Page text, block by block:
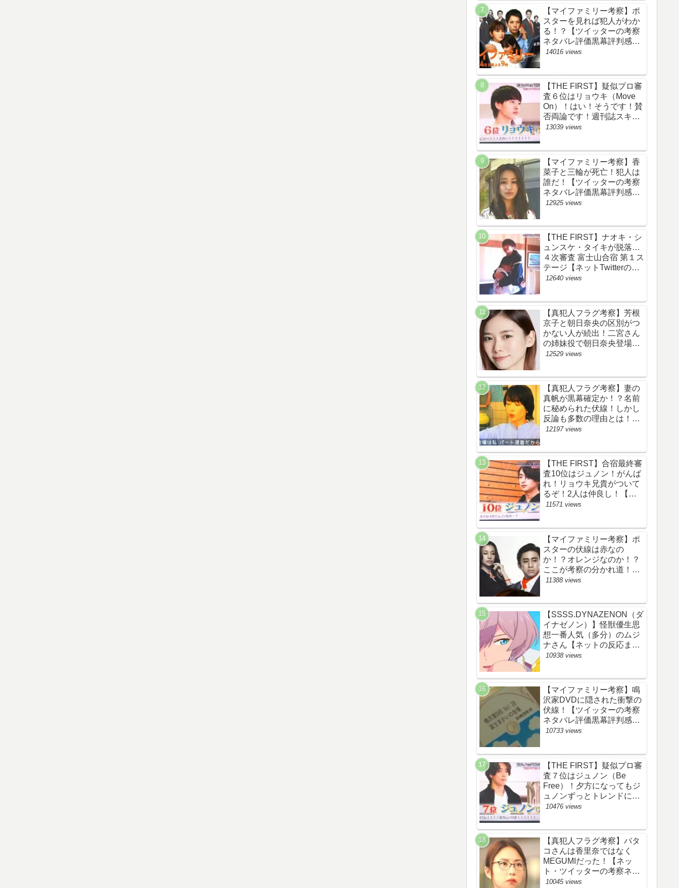
【マイファミリー考察】ポ
スターを見れば犯人がわか
る！？【ツイッターの考察
ネタバレ評価黒幕評判感想
批判原作犯人キャスト脚本
14016 views
【THE FIRST】疑似プロ審
査６位はリョウキ（Move
On）！はい！そうです！賛
否両論です！週刊誌スキャ
ンダルの件も尾を引いてま
め・スッキリ・
BE:FIRST・ビーファース
ト】
13039 views
【マイファミリー考察】香
菜子と三輪が死亡！犯人は
誰だ！【ツイッターの考察
ネタバレ評価黒幕評判感想
批判原作犯人キャスト脚本
12925 views
【THE FIRST】ナオキ・シ
ュンスケ・タイキが脱落…
４次審査 富士山合宿 第１ス
テージ【ネットTwitterのネ
タバレ感想考察評価評判ま
ァースト】
12640 views
【真犯人フラグ考察】芳根
京子と朝日奈央の区別がつ
かない人が続出！二宮さん
の姉妹役で朝日奈央登場
か！【ネット・ツイッター
ト黒幕伏線まとめ】
12529 views
【真犯人フラグ考察】妻の
真帆が黒幕確定か！？名前
に秘められた伏線！しかし
反論も多数の理由とは！
【ネット・ツイッターの考
幕伏線まとめ】
12197 views
【THE FIRST】合宿最終審
査10位はジュノン！がんば
れ！リョウキ兄貴がついて
るぞ！2人は仲良し！【ザ
ファースト・ネット・ツイ
リ・BE:FIRST・ビーファ
ースト・JUNON・
RYOKI】
11571 views
【マイファミリー考察】ポ
スターの伏線は赤なの
か！？オレンジなのか！？
ここが考察の分かれ道！
【ツイッターの考察ネタバ
じ伏線まとめ】
11388 views
【SSSS.DYNAZENON（ダ
イナゼノン）】怪獣優生思
想一番人気（多分）のムジ
ナさん【ネットの反応まと
め】
10938 views
【マイファミリー考察】鳴
沢家DVDに隠された衝撃の
伏線！【ツイッターの考察
ネタバレ評価黒幕評判感想
批判原作犯人キャスト脚本
10733 views
【THE FIRST】疑似プロ審
査７位はジュノン（Be
Free）！夕方になってもジ
ュノンずっとトレンドにい
るww【ザファースト・ネッ
BE:FIRST・ビーファース
ト】
10476 views
【真犯人フラグ考察】バタ
コさんは香里奈ではなく
MEGUMIだった！【ネッ
ト・ツイッターの考察ネタ
バレ感想評価評判あらすじ
10045 views